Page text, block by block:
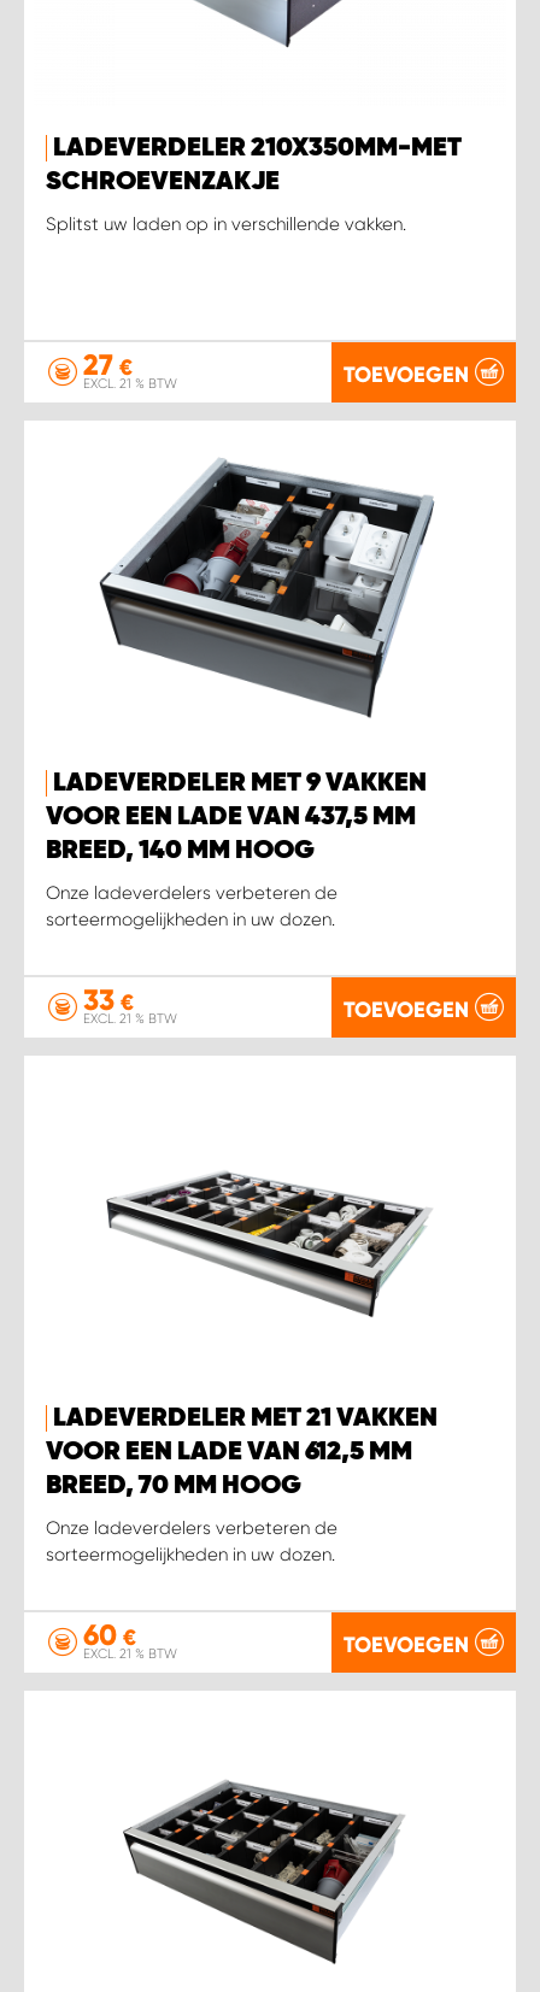
LADEVERDELER 210X350MM-MET
SCHROEVENZAKJE
Splitst uw laden op in verschillende vakken.
27 €
EXCL. 21 % BTW TOEVOEGEN
LADEVERDELER MET 9 VAKKEN
VOOR EEN LADE VAN 437,5 MM
BREED, 140 MM HOOG
Onze ladeverdelers verbeteren de
sorteermogelijkheden in uw dozen.
33 €
EXCL. 21 % BTW TOEVOEGEN
LADEVERDELER MET 21 VAKKEN
VOOR EEN LADE VAN 612,5 MM
BREED, 70 MM HOOG
Onze ladeverdelers verbeteren de
sorteermogelijkheden in uw dozen.
60 €
EXCL. 21 % BTW TOEVOEGEN